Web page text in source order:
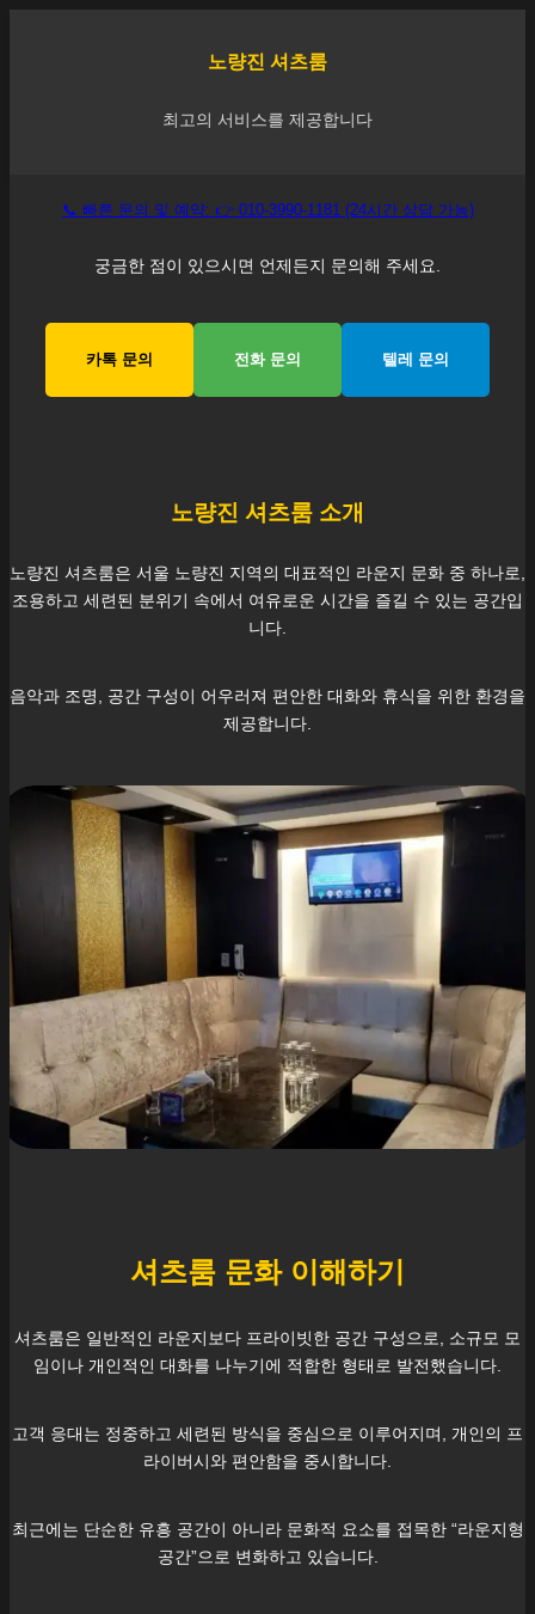
노량진 셔츠룸
최고의 서비스를 제공합니다
📞 빠른 문의 및 예약: 👉 010-3990-1181 (24시간 상담 가능)
궁금한 점이 있으시면 언제든지 문의해 주세요.
카톡 문의 전화 문의 텔레 문의
노량진 셔츠룸 소개
노량진 셔츠룸은 서울 노량진 지역의 대표적인 라운지 문화 중 하나로,
조용하고 세련된 분위기 속에서 여유로운 시간을 즐길 수 있는 공간입
니다.
음악과 조명, 공간 구성이 어우러져 편안한 대화와 휴식을 위한 환경을
제공합니다.
셔츠룸 문화 이해하기
셔츠룸은 일반적인 라운지보다 프라이빗한 공간 구성으로, 소규모 모
임이나 개인적인 대화를 나누기에 적합한 형태로 발전했습니다.
고객 응대는 정중하고 세련된 방식을 중심으로 이루어지며, 개인의 프
라이버시와 편안함을 중시합니다.
최근에는 단순한 유흥 공간이 아니라 문화적 요소를 접목한 “라운지형
공간”으로 변화하고 있습니다.